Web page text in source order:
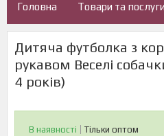
Головна Товари та послуги
Дитяча футболка з
рукавом Веселі
4 років)
В наявності
Тільки оптом